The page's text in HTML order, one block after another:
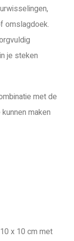
omslagdoek.
je steken
met de
maken
x 10 cm met